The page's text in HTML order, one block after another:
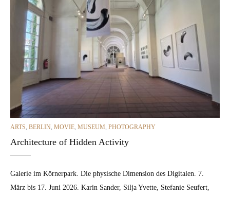
CATEGORIES
ARTS, BERLIN, MOVIE, MUSEUM, PHOTOGRAPHY
Architecture of Hidden Activity
Galerie im Körn­er­park. Die physis­che Dimen­sion des Dig­i­tal­en. 7.
März bis 17. Juni 2026. Karin Sander, Sil­ja Yvette, Ste­fanie Seufert,